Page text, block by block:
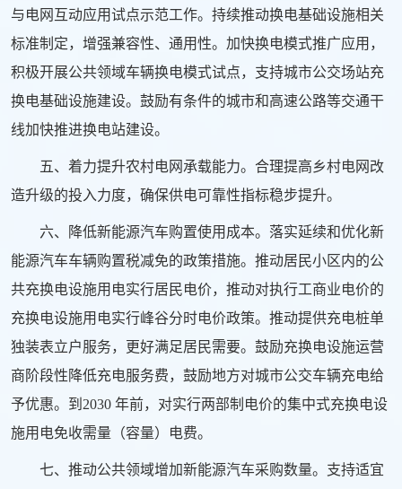
与电网互动应用试点示范工作。持续推动换电基础设施相关
标准制定，增强兼容性、通用性。加快换电模式推广应用，
积极开展公共领域车辆换电模式试点，支持城市公交场站充
换电基础设施建设。鼓励有条件的城市和高速公路等交通干
线加快推进换电站建设。
五、着力提升农村电网承载能力。合理提高乡村电网改
造升级的投入力度，确保供电可靠性指标稳步提升。
六、降低新能源汽车购置使用成本。落实延续和优化新
能源汽车车辆购置税减免的政策措施。推动居民小区内的公
共充换电设施用电实行居民电价，推动对执行工商业电价的
充换电设施用电实行峰谷分时电价政策。推动提供充电桩单
独装表立户服务，更好满足居民需要。鼓励充换电设施运营
商阶段性降低充电服务费，鼓励地方对城市公交车辆充电给
予优惠。到2030 年前，对实行两部制电价的集中式充换电设
施用电免收需量（容量）电费。
七、推动公共领域增加新能源汽车采购数量。支持适宜